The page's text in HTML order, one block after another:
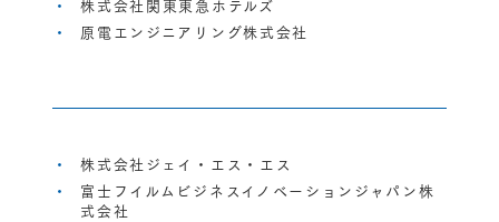
原電エンジニアリング株式会社
株式会社ジェイ・エス・エス
富士フイルムビジネスイノベーションジャパン株
式会社